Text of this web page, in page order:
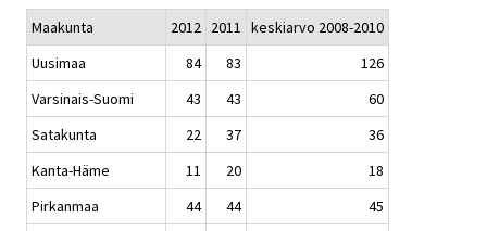
Maakunta 2012 2011 keskiarvo 2008-2010
Uusimaa
84 83
126
Varsinais-Suomi
43 43
60
Satakunta
22 37
36
Kanta-Häme
11 20
18
Pirkanmaa
44 44
45